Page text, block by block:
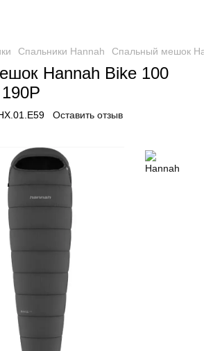
Спальники Hannah Спальный мешок
Hannah Bike 100
Оставить отзыв